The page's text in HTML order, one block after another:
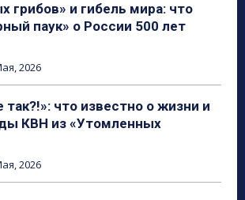
грибов» и гибель мира: что
паук» о России 500 лет
2026
так?!»: что известно о жизни и
КВН из «Утомленных
2026